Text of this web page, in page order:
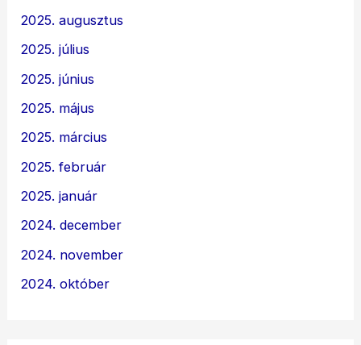
2025. augusztus
2025. július
2025. június
2025. május
2025. március
2025. február
2025. január
2024. december
2024. november
2024. október